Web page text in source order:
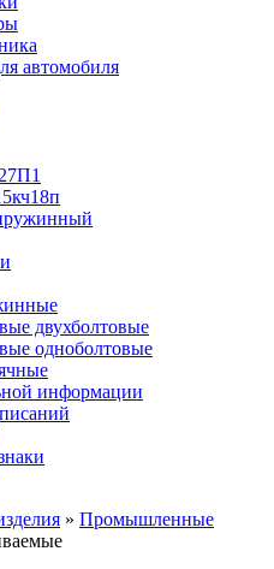
автомобиля
двухболтовые
одноболтовые
информации
» Промышленные